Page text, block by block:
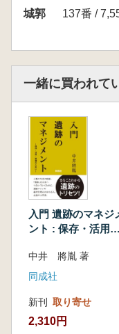
護する城郭
た城郭
広島城――太田
福山城――鉄板
丸亀城――支城
高石垣の城
大洲城――丘陵
る城郭
福岡城――極め
えた城郭
た城郭
第二部 個別縄
津城/亀山城/
和田城/出石城/
米子城/松江城/
城郭
137番 /
一緒に買われて
入門 遺跡のマネジ
ント : 保存・活用・
中井 將胤 著
同成社
新刊 取り寄せ
2,310円